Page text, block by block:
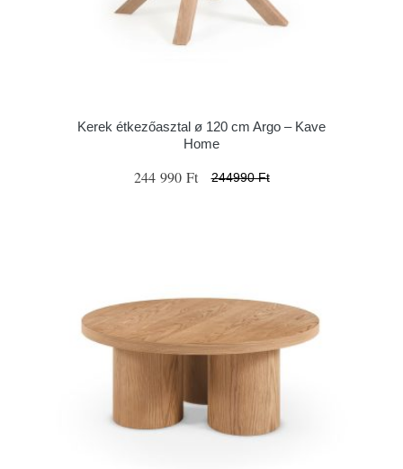
Kerek étkezőasztal ø 120 cm Argo – Kave
Home
244 990 Ft 244990 Ft